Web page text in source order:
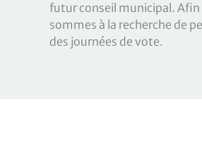
futur conseil municipal. Afin
sommes à la recherche de
des journées de vote.